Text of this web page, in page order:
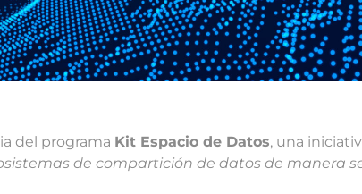
del programa Kit Espacio de Datos, una
de compartición de datos de manera